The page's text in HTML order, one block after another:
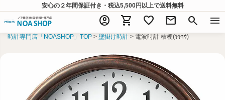
安心の２年間保証付き・税込5,500円以上で送料無料
account_circle shopping_cart favorite mail search menu
時計専門店「NOASHOP」TOP 壁掛け時計 電波時計 桔梗(ｷｷｮｳ)